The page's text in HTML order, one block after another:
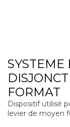
FORMAT
Dispositif utilisé
levier de moyen